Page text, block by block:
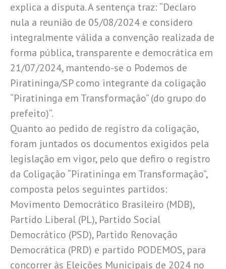
explica a disputa. A sentença traz: “Declaro
nula a reunião de 05/08/2024 e considero
integralmente válida a convenção realizada de
forma pública, transparente e democrática em
21/07/2024, mantendo-se o Podemos de
Piratininga/SP como integrante da coligação
“Piratininga em Transformação” (do grupo do
prefeito)”.
Quanto ao pedido de registro da coligação,
foram juntados os documentos exigidos pela
legislação em vigor, pelo que defiro o registro
da Coligação “Piratininga em Transformação”,
composta pelos seguintes partidos:
Movimento Democrático Brasileiro (MDB),
Partido Liberal (PL), Partido Social
Democrático (PSD), Partido Renovação
Democrática (PRD) e partido PODEMOS, para
concorrer às Eleições Municipais de 2024 no